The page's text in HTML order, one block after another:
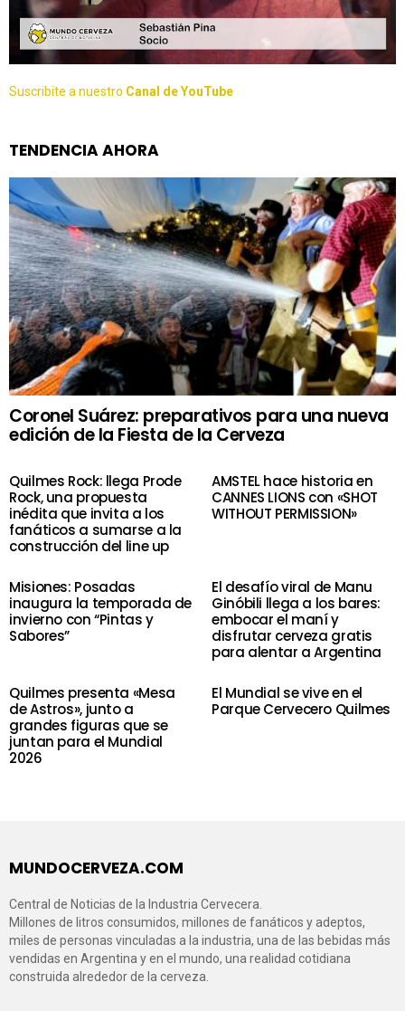
Suscribite a nuestro Canal de YouTube
TENDENCIA AHORA
Coronel Suárez: preparativos para una nueva
edición de la Fiesta de la Cerveza
Quilmes Rock: llega Prode
Rock, una propuesta
inédita que invita a los
fanáticos a sumarse a la
construcción del line up
AMSTEL hace historia en
CANNES LIONS con «SHOT
WITHOUT PERMISSION»
Misiones: Posadas
inaugura la temporada de
invierno con “Pintas y
Sabores”
El desafío viral de Manu
Ginóbili llega a los bares:
embocar el maní y
disfrutar cerveza gratis
para alentar a Argentina
Quilmes presenta «Mesa
de Astros», junto a
grandes figuras que se
juntan para el Mundial
2026
El Mundial se vive en el
Parque Cervecero Quilmes
MUNDOCERVEZA.COM
Central de Noticias de la Industria Cervecera.
Millones de litros consumidos, millones de fanáticos y adeptos,
miles de personas vinculadas a la industria, una de las bebidas más
vendidas en Argentina y en el mundo, una realidad cotidiana
construida alrededor de la cerveza.